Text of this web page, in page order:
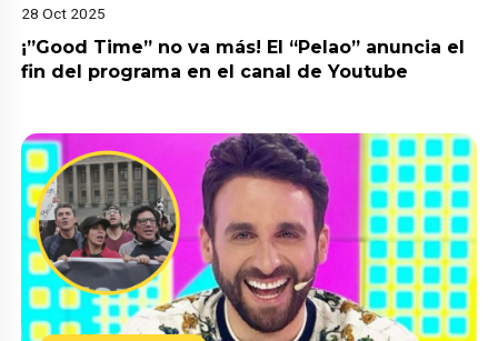
28 Oct 2025
¡”Good Time” no va más! El “Pelao” anuncia el
fin del programa en el canal de Youtube